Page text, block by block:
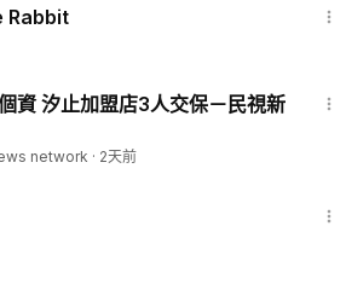
Rabbit
資 汐止加盟店3人交保－民視新
network · 2天前